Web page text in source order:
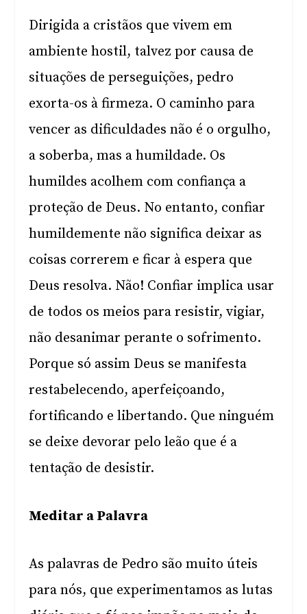
Dirigida a cristãos que vivem em
ambiente hostil, talvez por causa de
situações de perseguições, pedro
exorta-os à firmeza. O caminho para
vencer as dificuldades não é o orgulho,
a soberba, mas a humildade. Os
humildes acolhem com confiança a
proteção de Deus. No entanto, confiar
humildemente não significa deixar as
coisas correrem e ficar à espera que
Deus resolva. Não! Confiar implica usar
de todos os meios para resistir, vigiar,
não desanimar perante o sofrimento.
Porque só assim Deus se manifesta
restabelecendo, aperfeiçoando,
fortificando e libertando. Que ninguém
se deixe devorar pelo leão que é a
tentação de desistir.
Meditar a Palavra
As palavras de Pedro são muito úteis
para nós, que experimentamos as lutas